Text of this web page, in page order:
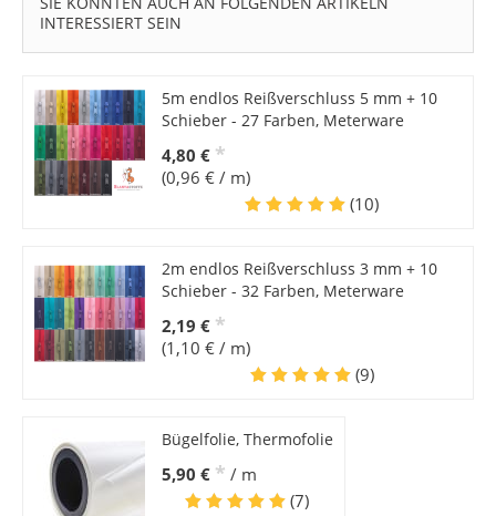
INTERESSIERT SEIN
5m endlos Reißverschluss 5 mm + 10
Schieber - 27 Farben, Meterware
4,80 € *
(0,96 € / m)
(10)
2m endlos Reißverschluss 3 mm + 10
Schieber - 32 Farben, Meterware
2,19 € *
(1,10 € / m)
(9)
Bügelfolie, Thermofolie
5,90 € * / m
(7)